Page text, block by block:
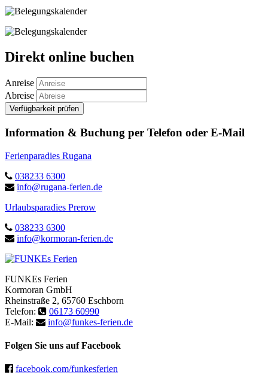
Direkt online buchen
Anreise
Abreise
Verfügbarkeit prüfen
Information & Buchung per Telefon oder E-Mail
Ferienparadies Rugana
038233 6300
info@rugana-ferien.de
Urlaubsparadies Prerow
038233 6300
info@kormoran-ferien.de
FUNKEs Ferien
Kormoran GmbH
Rheinstraße 2, 65760 Eschborn
Telefon:
06173 60990
E-Mail:
info@funkes-ferien.de
Folgen Sie uns auf Facebook
facebook.com/funkesferien